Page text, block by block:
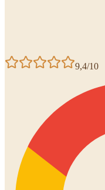
9,4/10